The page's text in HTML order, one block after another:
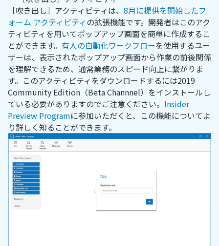
［吹き出し］アクティビティは、 8月に提供を開始したフ
ォーム アクティビティの拡張機能です。開発者はこのアク
ティビティを用いてポップアップ画面を簡単に作成するこ
とができます。 有人の自動化ワークフローを使用するユー
ザーは、表示されたポップアップ画面から作業の前後関係
を理解できるため、通常業務のスピード向上に繋がりま
す。このアクティビティをダウンロードするには2019
Community Edition（Beta Channnel）をインストールし
ている必要がありますのでご注意ください。 Insider
Preview Programに参加いただくと、この機能についてよ
り詳しく知ることができます。